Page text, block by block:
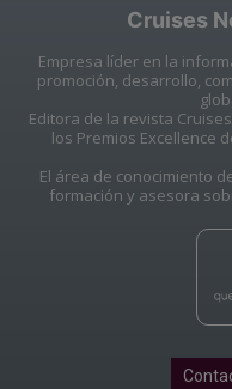
Cruises
Empresa líder en la
promoción, desarrollo,
Editora de la revista
los Premios Excellence
El área de conocimiento
formación y asesora